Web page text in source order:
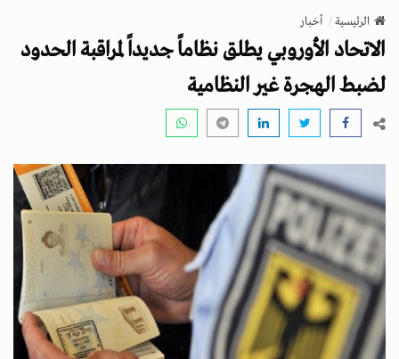
v
i
g
a
n
الرئيسية أخبار
الاتحاد الأوروبي يطلق نظاماً جديداً لمراقبة الحدود
لضبط الهجرة غير النظامية